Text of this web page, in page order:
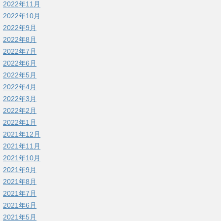
2022年11月
2022年10月
2022年9月
2022年8月
2022年7月
2022年6月
2022年5月
2022年4月
2022年3月
2022年2月
2022年1月
2021年12月
2021年11月
2021年10月
2021年9月
2021年8月
2021年7月
2021年6月
2021年5月